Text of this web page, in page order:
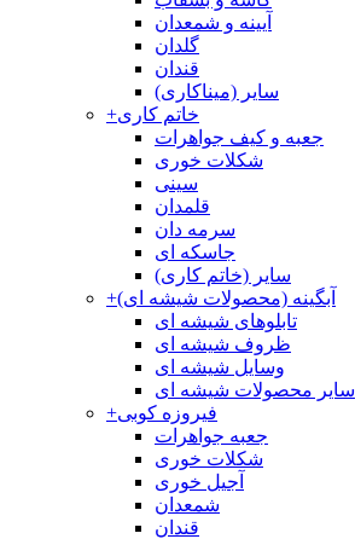
آیینه و شمعدان
گلدان
قندان
سایر (میناکاری)
+خاتم کاری
جعبه و کیف جواهرات
شکلات خوری
سینی
قلمدان
سرمه دان
جاسکه ای
سایر (خاتم کاری)
+آبگینه (محصولات شیشه ای)
تابلوهای شیشه ای
ظروف شیشه ای
وسایل شیشه ای
سایر محصولات شیشه ای
+فیروزه کوبی
جعبه جواهرات
شکلات خوری
آجیل خوری
شمعدان
قندان